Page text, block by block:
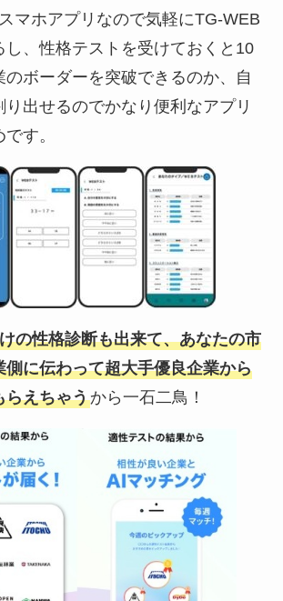
マホアプリなので気軽にTG-WEB
し、性格テストを受けておくと10
ボーダーを突破できるのか、自
出せるのでかなり便利なアプリ
す。
の性格診断も出来て、あなたの市
側に伝わって超大手優良企業から
らえちゃうから一石二鳥！